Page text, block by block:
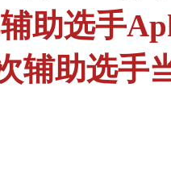
助选手
辅助选手